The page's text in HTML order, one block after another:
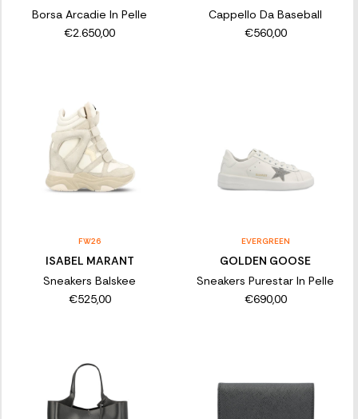
Borsa Arcadie In Pelle
€2.650,00
Cappello Da Baseball
€560,00
FW26
ISABEL MARANT
Sneakers Balskee
€525,00
EVERGREEN
GOLDEN GOOSE
Sneakers Purestar In Pelle
€690,00